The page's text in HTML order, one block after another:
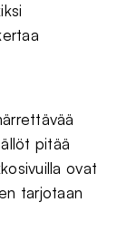
pitää
ovat
tarjotaan